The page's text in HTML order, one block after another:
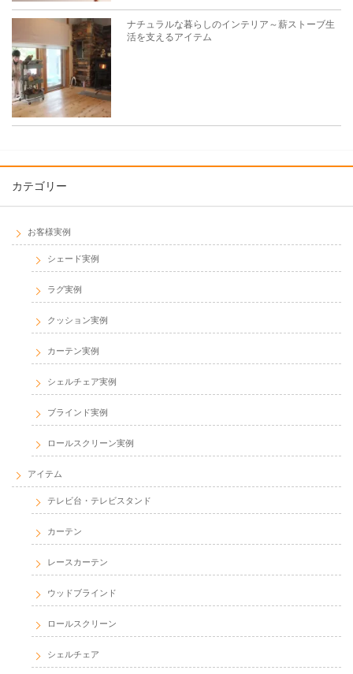
ナチュラルな暮らしのインテリア～薪ストーブ生
活を支えるアイテム
カテゴリー
お客様実例
シェード実例
ラグ実例
クッション実例
カーテン実例
シェルチェア実例
ブラインド実例
ロールスクリーン実例
アイテム
テレビ台・テレビスタンド
カーテン
レースカーテン
ウッドブラインド
ロールスクリーン
シェルチェア